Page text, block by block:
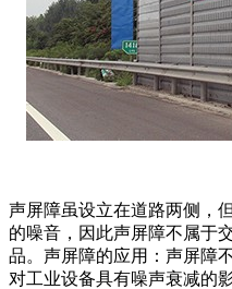
声屏障虽设立在道路两侧，
的噪音，因此声屏障不属于
品。声屏障的应用：声屏障
对工业设备具有噪声衰减的